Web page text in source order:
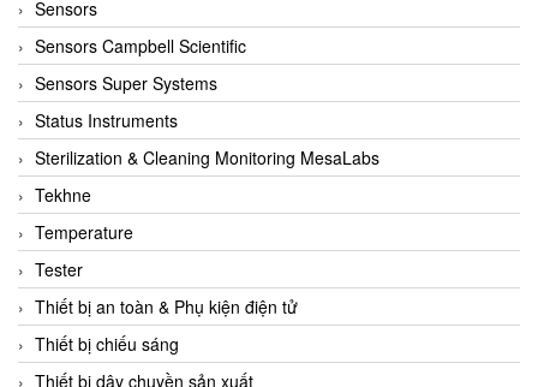
Calectro
Campbell Scientific
Canneed Vietnam
Cantoni
CAPS
CAREL Parts
CCS
CD Automation
CEAG Sicherheitst
CEIA Vietnam
Celduc Vietnam
Sensors
Sensors Campbell Scientific
Sensors Super Systems
Status Instruments
Sterilization & Cleaning Monitoring MesaLabs
Tekhne
Temperature
Tester
Thiết bị an toàn & Phụ kiện điện tử
Thiết bị chiếu sáng
Thiết bị dây chuyền sản xuất